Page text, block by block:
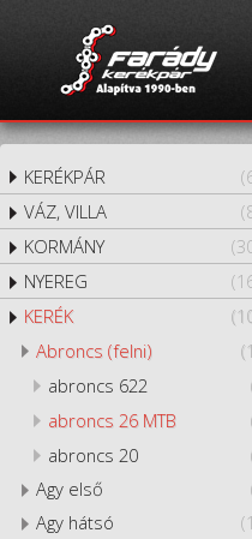
KERÉKPÁR
VÁZ, VILLA
KORMÁNY
NYEREG
KERÉK
Abroncs (felni)
abroncs 622
abroncs 26 MTB
abroncs 20
Agy első
Agy hátsó